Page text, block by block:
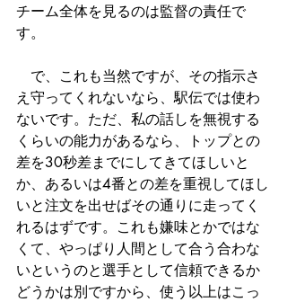
チーム全体を見るのは監督の責任で
す。
で、これも当然ですが、その指示さ
え守ってくれないなら、駅伝では使わ
ないです。ただ、私の話しを無視する
くらいの能力があるなら、トップとの
差を30秒差までにしてきてほしいと
か、あるいは4番との差を重視してほし
いと注文を出せばその通りに走ってく
れるはずです。これも嫌味とかではな
くて、やっぱり人間として合う合わな
いというのと選手として信頼できるか
どうかは別ですから、使う以上はこっ